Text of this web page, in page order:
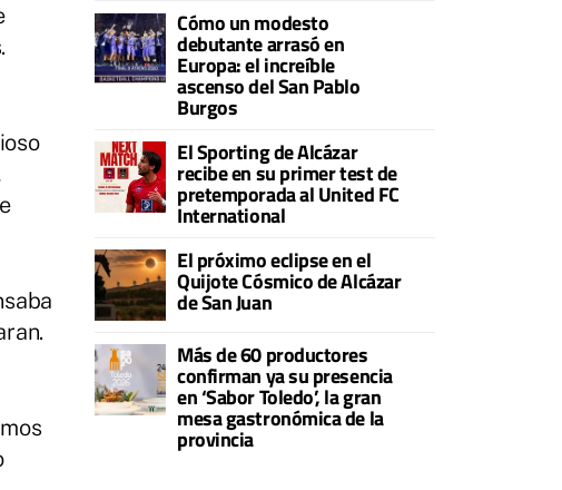
Cómo un modesto
debutante arrasó en
Europa: el increíble
ascenso del San Pablo
Burgos
El Sporting de Alcázar
recibe en su primer test de
pretemporada al United FC
International
El próximo eclipse en el
Quijote Cósmico de Alcázar
de San Juan
Más de 60 productores
confirman ya su presencia
en ‘Sabor Toledo’, la gran
mesa gastronómica de la
provincia